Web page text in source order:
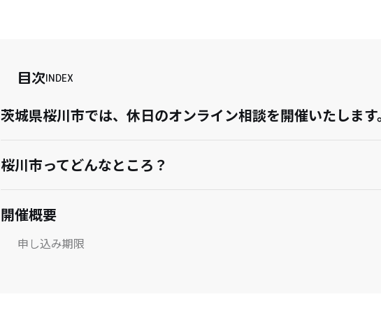
目次INDEX
茨城県桜川市では、休日のオンライン相談を開催いたします
桜川市ってどんなところ？
開催概要
申し込み期限